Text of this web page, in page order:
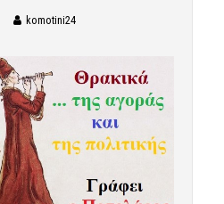
komotini24